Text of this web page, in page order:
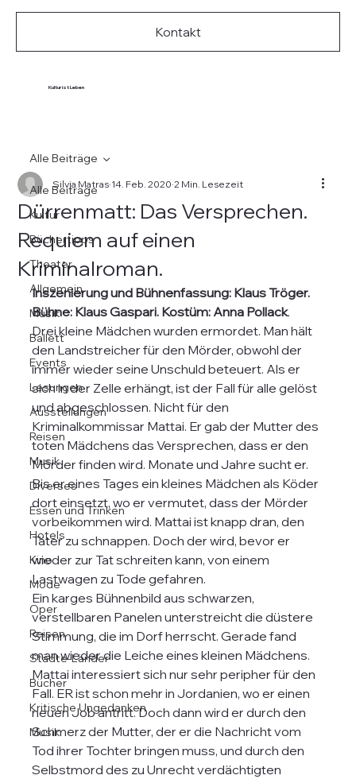
Kultur ist Leben
Kontakt
Alle Beiträge
Kultur
Büchertipps
Theater
Allgemein
Musik
Ballett
Events
Lesungen
Ausstellungen
Reisen
Musik
Diverses
Essen und Trinken
Hotels
Kino
Mode
Oper
Reisen
Städte-Länder
Bücher
Kritische Ungedanken
Musik
Alle Beiträge
Dürrenmatt: Das Versprechen.
Requiem auf einen
Kriminalroman.
Silvia Matras 14. Feb. 2020 2 Min. Lesezeit
Inszenierung und Bühnenfassung: Klaus Tröger.
Bühne: Klaus Gaspari. Kostüm: Anna Pollack.
Drei kleine Mädchen wurden ermordet. Man hält
den Landstreicher für den Mörder, obwohl der
immer wieder seine Unschuld beteuert. Als er
sich in der Zelle erhängt, ist der Fall für alle gelöst
und abgeschlossen. Nicht für den
Kriminalkommissar Mattai. Er gab der Mutter des
toten Mädchens das Versprechen, dass er den
Mörder finden wird. Monate und Jahre sucht er.
Bis er eines Tages ein kleines Mädchen als Köder
dort einsetzt, wo er vermutet, dass der Mörder
vorbeikommen wird. Mattai ist knapp dran, den
Täter zu schnappen. Doch der wird, bevor er
wieder zur Tat schreiten kann, von einem
Lastwagen zu Tode gefahren.
Ein karges Bühnenbild aus schwarzen,
verstellbaren Panelen unterstreicht die düstere
Stimmung, die im Dorf herrscht. Gerade fand
man wieder die Leiche eines kleinen Mädchens.
Mattai interessiert sich nur sehr peripher für den
Fall. ER ist schon mehr in Jordanien, wo er einen
neuen Job antritt. Doch dann wird er durch den
Schmerz der Mutter, der er die Nachricht vom
Tod ihrer Tochter bringen muss, und durch den
Selbstmord des zu Unrecht verdächtigten